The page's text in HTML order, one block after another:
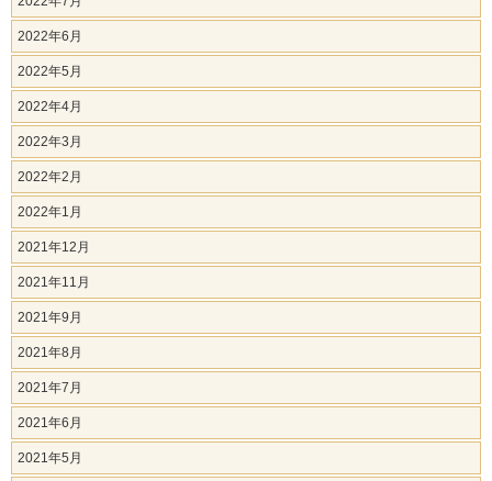
2022年6月
2022年5月
2022年4月
2022年3月
2022年2月
2022年1月
2021年12月
2021年11月
2021年9月
2021年8月
2021年7月
2021年6月
2021年5月